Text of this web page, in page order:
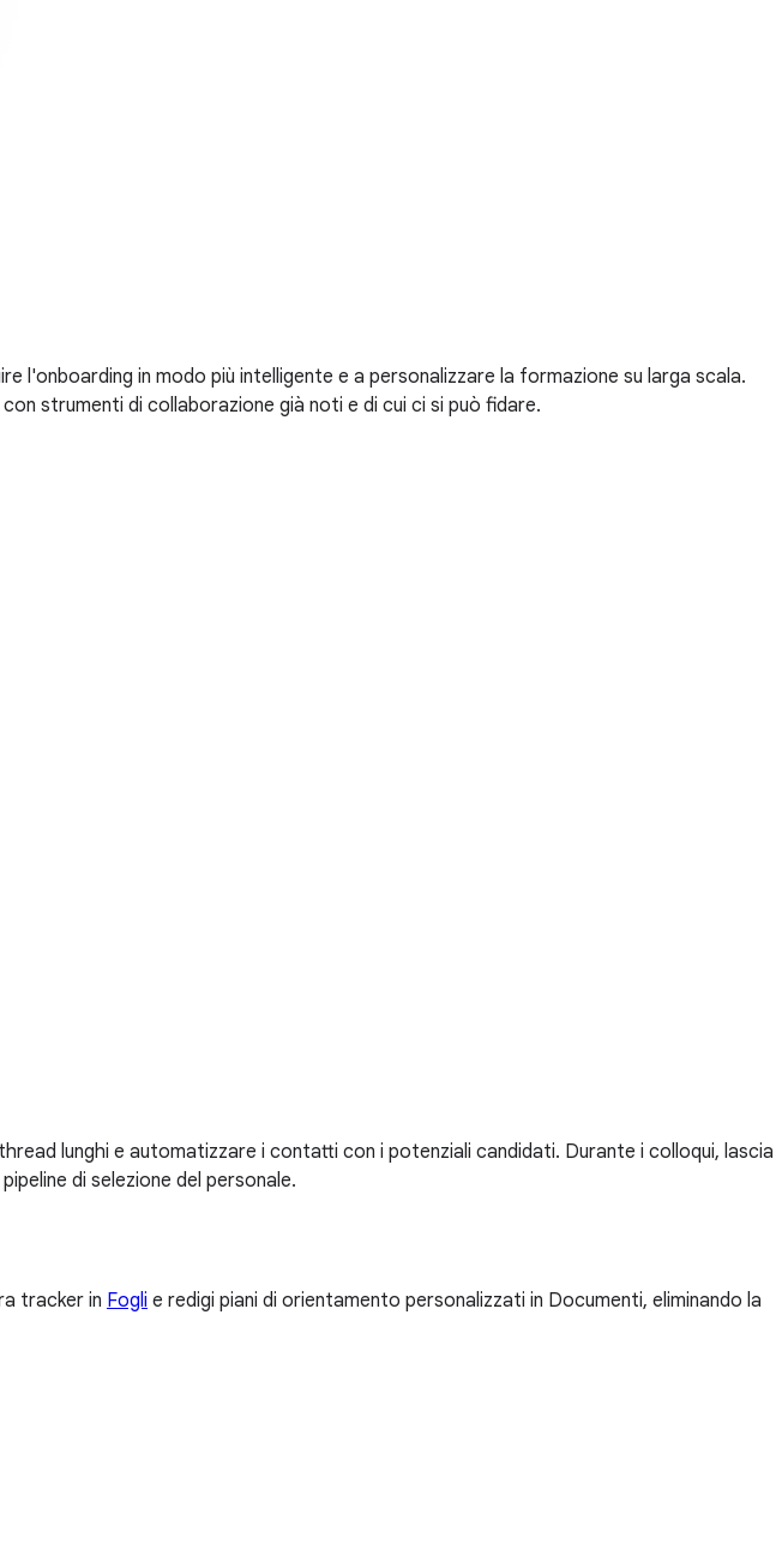
l'onboarding in modo più intelligente e a personalizzare la formazione su larga scala.
strumenti di collaborazione già noti e di cui ci si può fidare.
lunghi e automatizzare i contatti con i potenziali candidati. Durante i colloqui, lascia
di selezione del personale.
tracker in Fogli e redigi piani di orientamento personalizzati in Documenti, eliminando la